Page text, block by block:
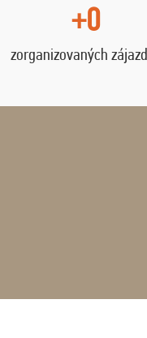
+0
zorganizovaných